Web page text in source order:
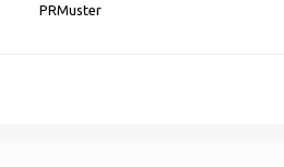
PRMuster